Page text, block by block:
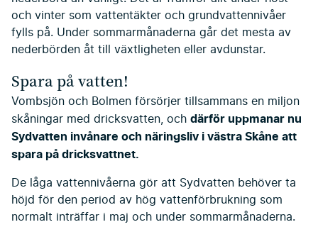
och vinter som vattentäkter och grundvattennivåer
fylls på. Under sommarmånaderna går det mesta av
nederbörden åt till växtligheten eller avdunstar.
Spara på vatten!
Vombsjön och Bolmen försörjer tillsammans en miljon
skåningar med dricksvatten, och därför uppmanar nu
Sydvatten invånare och näringsliv i västra Skåne att
spara på dricksvattnet.
De låga vattennivåerna gör att Sydvatten behöver ta
höjd för den period av hög vattenförbrukning som
normalt inträffar i maj och under sommarmånaderna.